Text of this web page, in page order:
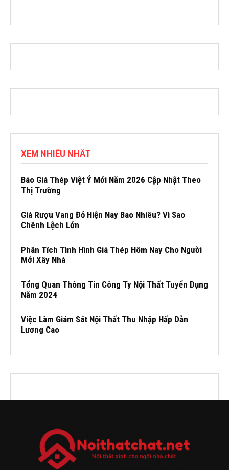
XEM NHIỀU NHẤT
Báo Giá Thép Việt Ý Mới Năm 2026 Cập Nhật Theo
Thị Trường
Giá Rượu Vang Đỏ Hiện Nay Bao Nhiêu? Vì Sao
Chênh Lệch Lớn
Phân Tích Tình Hình Giá Thép Hôm Nay Cho Người
Mới Xây Nhà
Tổng Quan Thông Tin Công Ty Nội Thất Tuyển Dụng
Năm 2024
Việc Làm Giám Sát Nội Thất Thu Nhập Hấp Dẫn
Lương Cao